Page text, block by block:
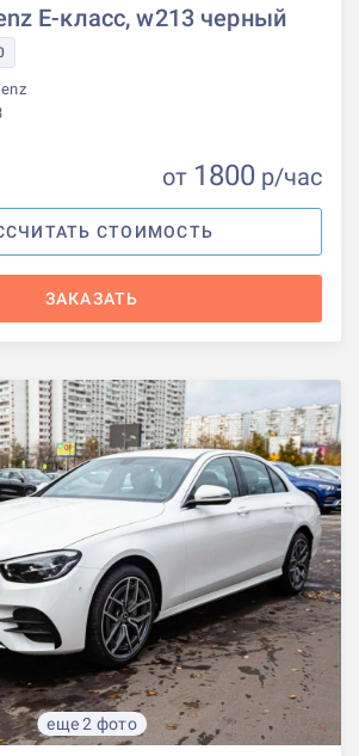
E-класс, w213 черный
от 1800 р/час
СТОИМОСТЬ
ЗАКАЗАТЬ
еще 2 фото